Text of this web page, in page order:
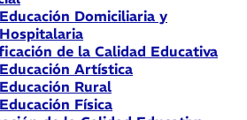
Educación Domiciliaria y
Hospitalaria
de la Calidad Educativa
Educación Artística
Educación Rural
Educación Física